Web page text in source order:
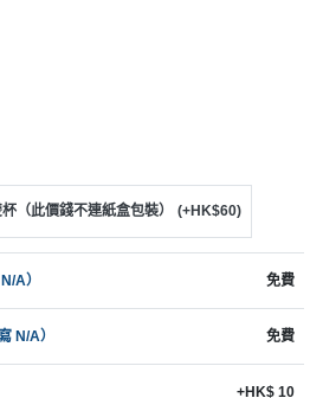
（此價錢不連紙盒包裝） (+HK$60)
A） 免費
N/A） 免費
+HK$ 10